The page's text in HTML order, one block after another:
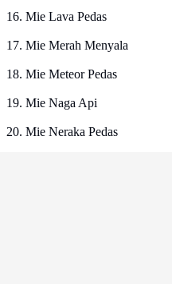
16. Mie Lava Pedas
17. Mie Merah Menyala
18. Mie Meteor Pedas
19. Mie Naga Api
20. Mie Neraka Pedas